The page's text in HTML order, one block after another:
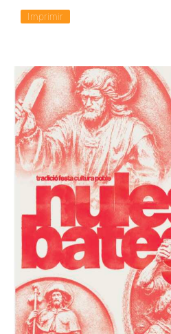
Imprimir